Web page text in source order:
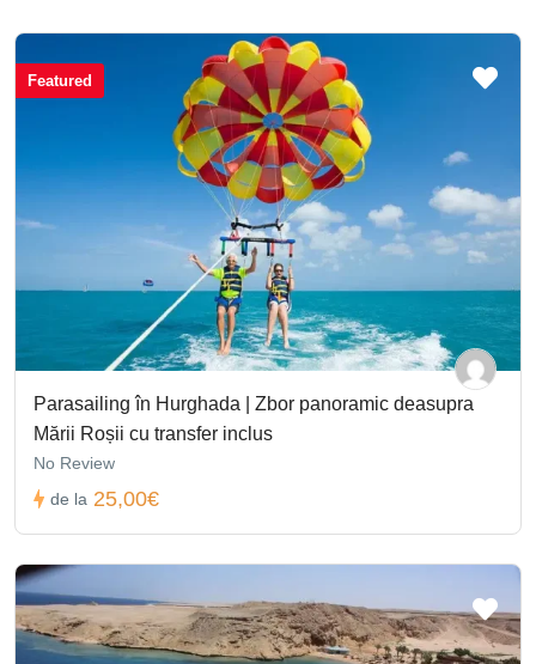
Featured
Parasailing în Hurghada | Zbor panoramic deasupra
Mării Roșii cu transfer inclus
No Review
de la 25,00€